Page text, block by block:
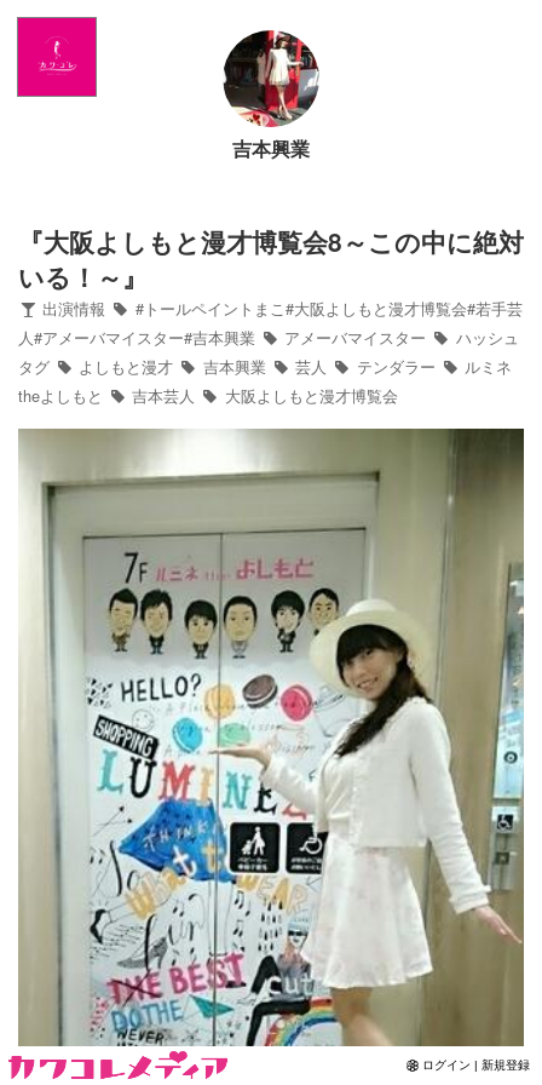
Home
News
ブログ
Twitter
Profile
写真館
カワコレ
吉本興業
『大阪よしもと漫才博覧会8～この中に絶対
いる！～』
出演情報
#トールペイントまこ#大阪よしもと漫才博覧会#若手芸
人#アメーバマイスター#吉本興業
アメーバマイスター
ハッシュ
タグ
よしもと漫才 吉本興業 芸人 テンダラー
ルミネ
theよしもと
吉本芸人 大阪よしもと漫才博覧会
ログイン | 新規登録